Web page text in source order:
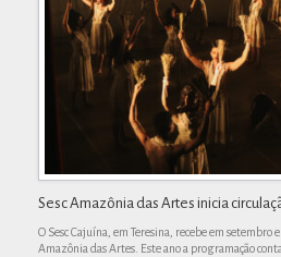
Sesc Amazônia das Artes inicia
O Sesc Cajuína, em Teresina, recebe em setembro
Amazônia das Artes. Este ano a programação